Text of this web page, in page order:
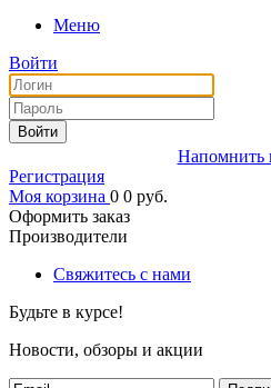
Меню
Войти
Войти
Напомнить
Регистрация
Моя корзина 0 0 руб.
Оформить заказ
Производители
Свяжитесь с нами
Будьте в курсе!
Новости, обзоры и акции